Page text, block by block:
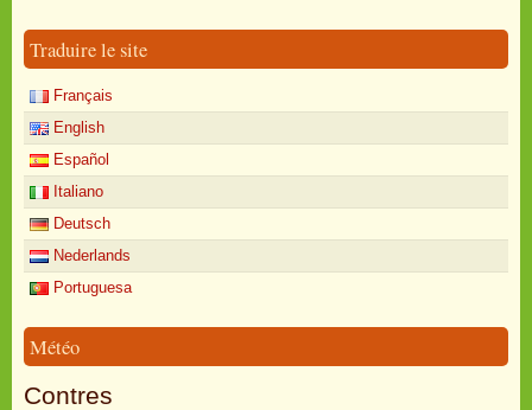
Traduire le site
Français
English
Español
Italiano
Deutsch
Nederlands
Portuguesa
Météo
Contres